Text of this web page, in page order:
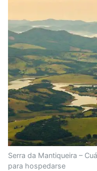
Serra da Mantiqueira –
para hospedarse